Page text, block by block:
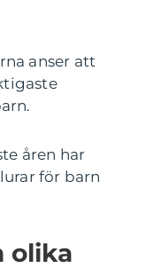
anser att
åren har
för barn
olika